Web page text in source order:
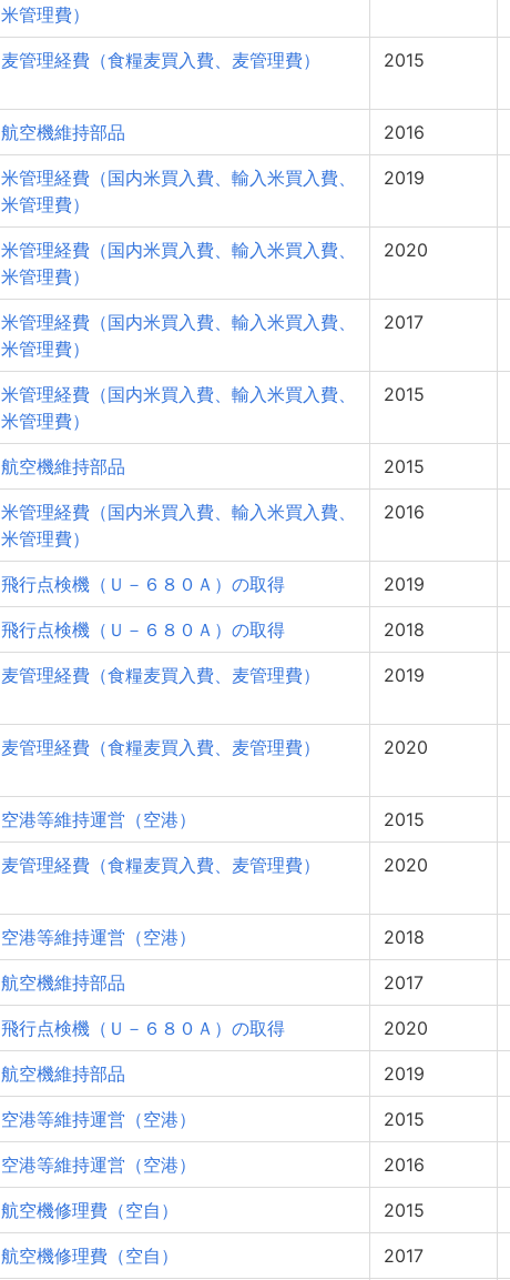
米管理費）
麦管理経費（食糧麦買入費、麦管理費） 2015
航空機維持部品 2016
米管理経費（国内米買入費、輸入米買入費、
米管理費）
2019
米管理経費（国内米買入費、輸入米買入費、
米管理費）
2020
米管理経費（国内米買入費、輸入米買入費、
米管理費）
2017
米管理経費（国内米買入費、輸入米買入費、
米管理費）
2015
航空機維持部品 2015
米管理経費（国内米買入費、輸入米買入費、
米管理費）
2016
飛行点検機（Ｕ－６８０Ａ）の取得 2019
飛行点検機（Ｕ－６８０Ａ）の取得 2018
麦管理経費（食糧麦買入費、麦管理費） 2019
麦管理経費（食糧麦買入費、麦管理費） 2020
空港等維持運営（空港） 2015
麦管理経費（食糧麦買入費、麦管理費） 2020
空港等維持運営（空港） 2018
航空機維持部品 2017
飛行点検機（Ｕ－６８０Ａ）の取得 2020
航空機維持部品 2019
空港等維持運営（空港） 2015
空港等維持運営（空港） 2016
航空機修理費（空自） 2015
航空機修理費（空自） 2017